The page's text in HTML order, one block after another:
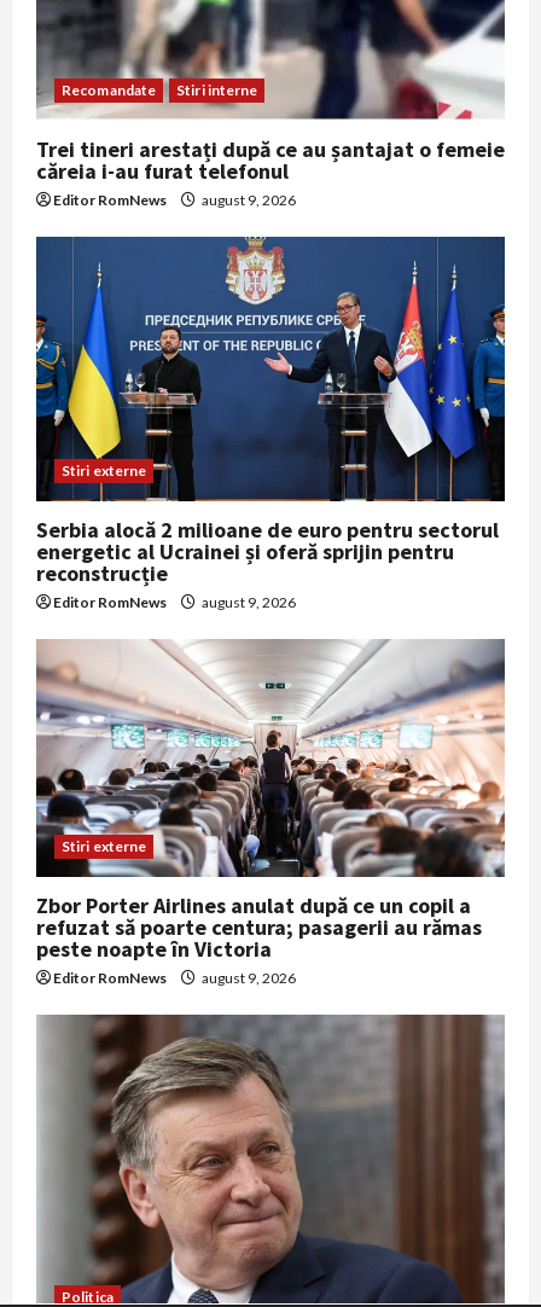
Recomandate Stiri interne
Trei tineri arestați după ce au șantajat o femeie
căreia i-au furat telefonul
Editor RomNews august 9, 2026
Stiri externe
Serbia alocă 2 milioane de euro pentru sectorul
energetic al Ucrainei și oferă sprijin pentru
reconstrucție
Editor RomNews august 9, 2026
Stiri externe
Zbor Porter Airlines anulat după ce un copil a
refuzat să poarte centura; pasagerii au rămas
peste noapte în Victoria
Editor RomNews august 9, 2026
Politica